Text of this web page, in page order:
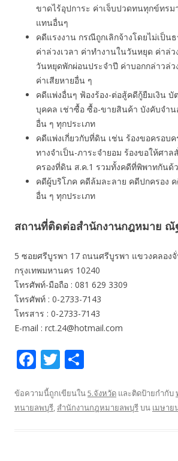
ขาดไร้อุปการะ ค่าเจ็บปวดทนทุกข์ทร
แทนอื่นๆ
คดีแรงงาน กรณีถูกเลิกจ้างโดยไม่เป็น
ค่าล่วงเวลา ค่าทํางานในวันหยุด ค่าล่
วันหยุดพักผ่อนประจำปี ค่าบอกกล่าวล่
ค่าเสียหายอื่น ๆ
คดีแพ่งอื่นๆ ฟ้องร้อง-ต่อสู้คดีกู้ยืมเงิน บั
บุคคล เช่าซื้อ ซื้อ-ขายสินค้า บังคับจำ
อื่น ๆ ทุกประเภท
คดีแพ่งเกี่ยวกับที่ดิน เช่น ร้องขอครอบ
ทางจำเป็น-ภาระจำยอม ร้องขอให้ศา
ครองที่ดิน ส.ค.1 รวมทั้งคดีที่พิพาทกันด้
คดีผู้บริโภค คดีล้มละลาย คดีปกครอง
อื่น ๆ ทุกประเภท
สถานที่ติดต่อสำนักงานกฎหมาย
5 ซอยศรีบูรพา 17 ถนนศรีบูรพา แขวงคลอง
กรุงเทพมหานคร 10240
โทรศัพท์-มือถือ : 081 629 3309
โทรศัพท์ : 0-2733-7143
โทรสาร : 0-2733-7143
E-mail : rct.24@hotmail.com
F
e
b
T
itt
er
ar
e
ข้อความนี้ถูกเขียนใน5.จังหวัด และติดป้ายกำกับ
ทนายลพบุรี, สำนักงานกฎหมายลพบุรีบน เมษาย